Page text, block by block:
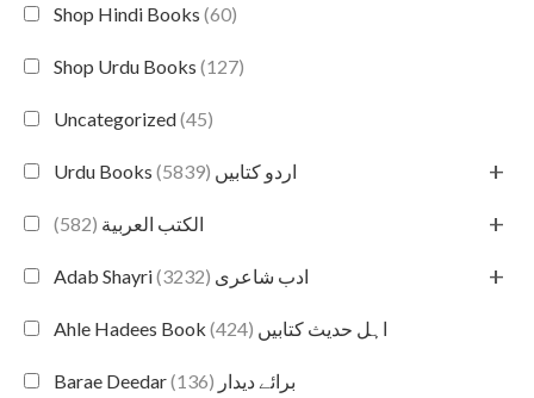
Shop Hindi Books (60)
Shop Urdu Books (127)
Uncategorized(45)
Urdu Books اردو کتابیں (5839) +
الكتب العربية (582) +
Adab Shayri ادب شاعری (3232) +
Ahle Hadees Book اہل حدیث کتابیں (424)
Barae Deedar برائے دیدار (136)